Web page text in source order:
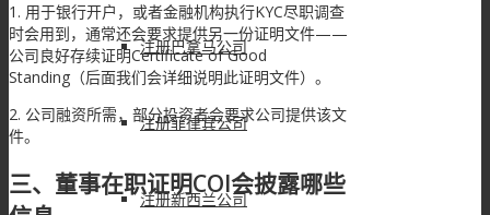
注册巴拿马公司
注册菲律宾公司
注册新西兰公司
1. 用于银行开户，或者金融机构执行KYC尽职调查
时会用到，通常还会要求提供另一份证明文件——
公司良好存续证明Certificate of Good
Standing（后面我们会详细说明此证明文件）。
2. 公司融资所需，部分投资者会要求公司提供该文
件。
三、董事在职证明COI会披露哪些